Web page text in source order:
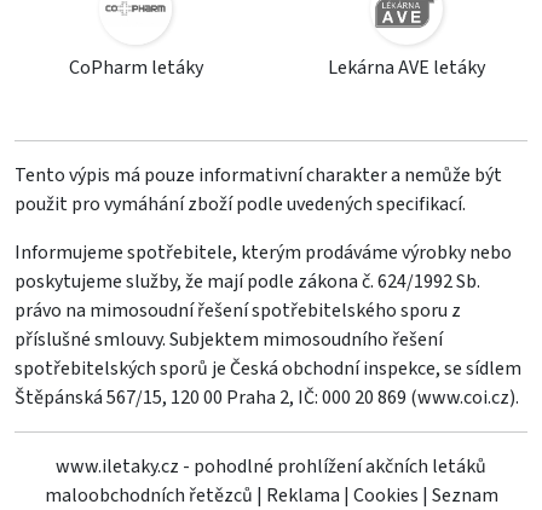
CoPharm letáky Lekárna AVE letáky
Tento výpis má pouze informativní charakter a nemůže být
použit pro vymáhání zboží podle uvedených specifikací.
Informujeme spotřebitele, kterým prodáváme výrobky nebo
poskytujeme služby, že mají podle zákona č. 624/1992 Sb.
právo na mimosoudní řešení spotřebitelského sporu z
příslušné smlouvy. Subjektem mimosoudního řešení
spotřebitelských sporů je Česká obchodní inspekce, se sídlem
Štěpánská 567/15, 120 00 Praha 2, IČ: 000 20 869 (www.coi.cz).
www.iletaky.cz - pohodlné prohlížení akčních letáků
maloobchodních řetězců | Reklama | Cookies | Seznam